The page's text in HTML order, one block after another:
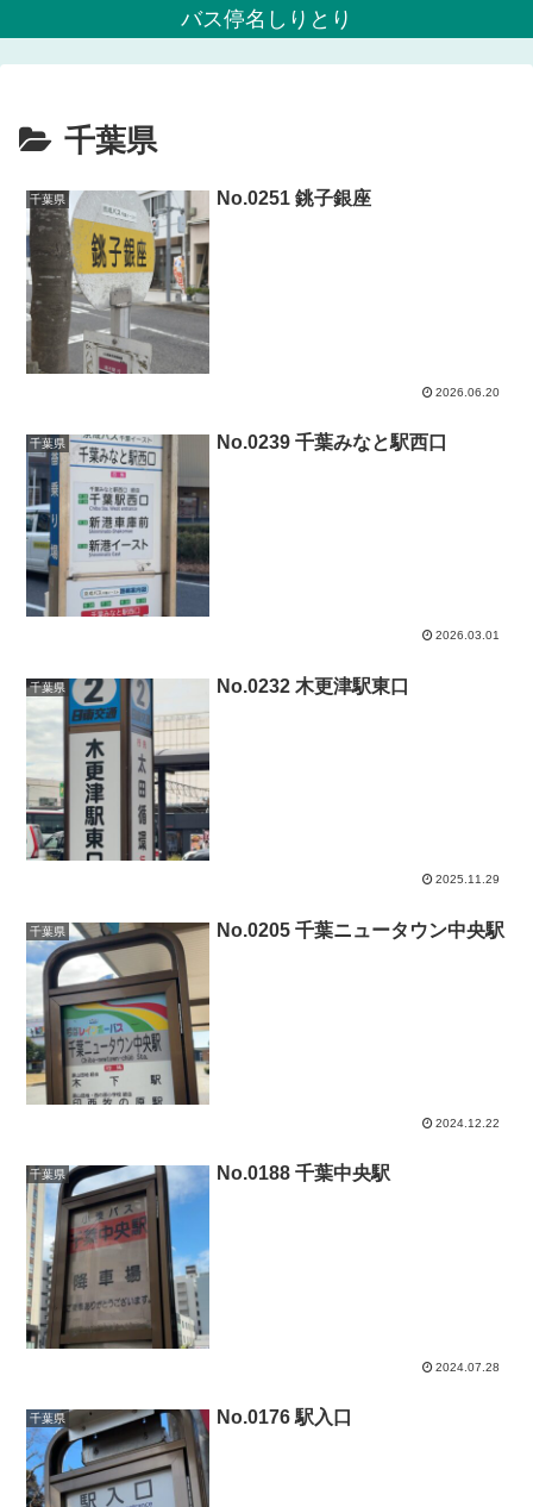
バス停名しりとり
千葉県
千葉県 No.0251 銚子銀座
2026.06.20
千葉県 No.0239 千葉みなと駅西口
2026.03.01
千葉県 No.0232 木更津駅東口
2025.11.29
千葉県 No.0205 千葉ニュータウン中央駅
2024.12.22
千葉県 No.0188 千葉中央駅
2024.07.28
千葉県 No.0176 駅入口